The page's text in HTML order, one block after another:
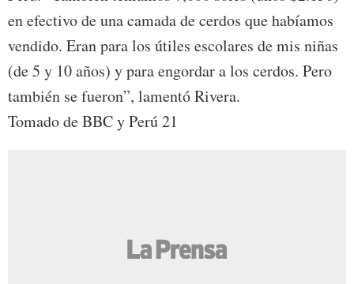
en efectivo de una camada de cerdos que habíamos
vendido. Eran para los útiles escolares de mis niñas
(de 5 y 10 años) y para engordar a los cerdos. Pero
también se fueron”, lamentó Rivera.
Tomado de BBC y Perú 21